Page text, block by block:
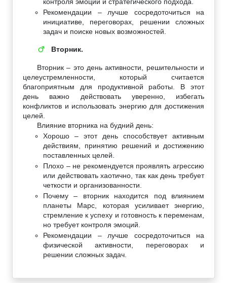
Рекомендации – лучше сосредоточиться на
инициативе, переговорах, решении сложных
задач и поиске новых возможностей.
♂ Вторник.
Вторник – это день активности, решительности и
целеустремленности, который считается
благоприятным для продуктивной работы. В этот
день важно действовать уверенно, избегать
конфликтов и использовать энергию для достижения
целей.
Влияние вторника на будний день:
Хорошо – этот день способствует активным
действиям, принятию решений и достижению
поставленных целей.
Плохо – не рекомендуется проявлять агрессию
или действовать хаотично, так как день требует
четкости и организованности.
Почему – вторник находится под влиянием
планеты Марс, которая усиливает энергию,
стремление к успеху и готовность к переменам,
но требует контроля эмоций.
Рекомендации – лучше сосредоточиться на
физической активности, переговорах и
решении сложных задач.